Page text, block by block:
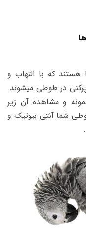
هستند که با التهاب و
در طوطی میشوند.
و مشاهده آن زیر
شما آنتی بیوتیک و